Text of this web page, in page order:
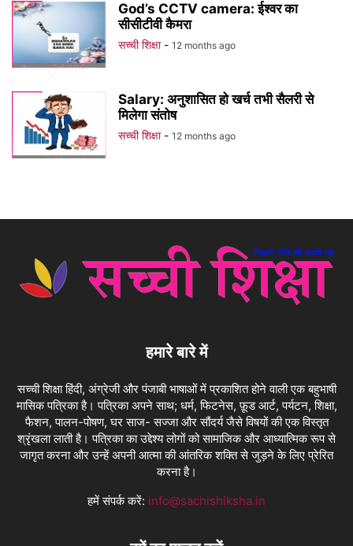
God’s CCTV camera: ईश्वर का
सीसीटीवी कैमरा
सच्ची शिक्षा - 12 months ago
Salary: अनुशासित हो खर्च तभी सैलरी से
मिलेगा संतोष
सच्ची शिक्षा - 12 months ago
हमारे बारे में
सच्ची शिक्षा हिंदी, अंग्रेजी और पंजाबी भाषाओं में प्रकाशित होने वाली एक बहुभाषी
मासिक पत्रिका है। पत्रिका अपने साथ; धर्म, फिटनेस, फ़ूड आर्ट, पर्यटन, शिक्षा,
फैशन, पालन-पोषण, घर साज- सज्जा और सौंदर्य जैसे विषयों की एक विस्तृत
श्रृंखला लाती है। पत्रिका का उद्देश्य लोगों को सामाजिक और आध्यात्मिक रूप से
जागृत करना और उन्हें अपनी आत्मा की आंतरिक शक्ति से जुड़ने के लिए प्रेरित
करना है।
हमें संपर्क करें: info@sachishiksha.in